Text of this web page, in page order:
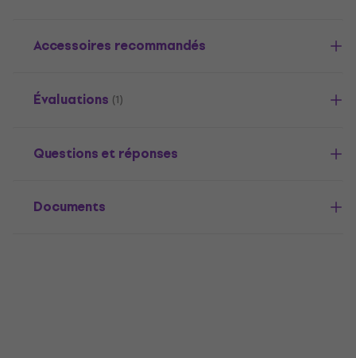
Accessoires recommandés
Évaluations (1)
Questions et réponses
Documents